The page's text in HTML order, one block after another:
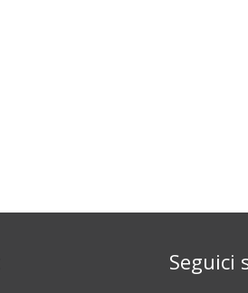
Seguici